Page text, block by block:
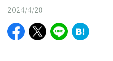
2024/4/20